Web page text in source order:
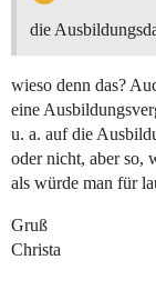
die
wieso denn das?
eine
u. a. auf die
oder nicht, aber so,
als würde man für
Gruß
Christa